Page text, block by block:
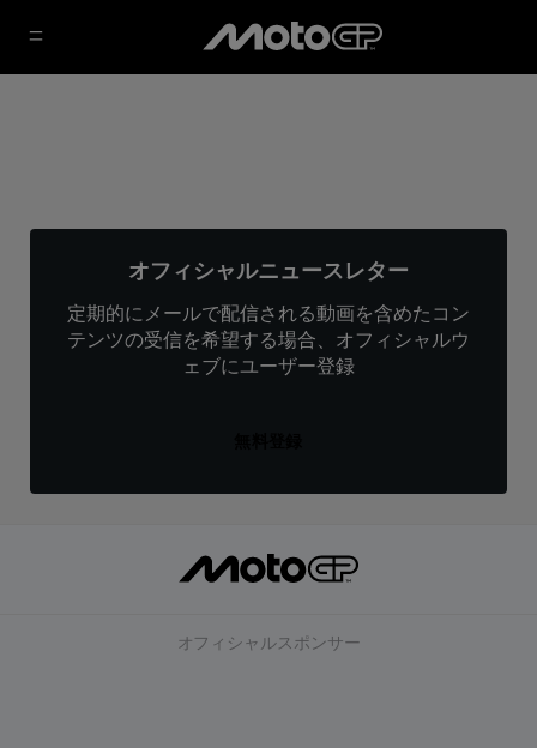
オフィシャルニュースレター
定期的にメールで配信される動画を含めたコン
テンツの受信を希望する場合、オフィシャルウ
ェブにユーザー登録
オフィシャルスポンサー